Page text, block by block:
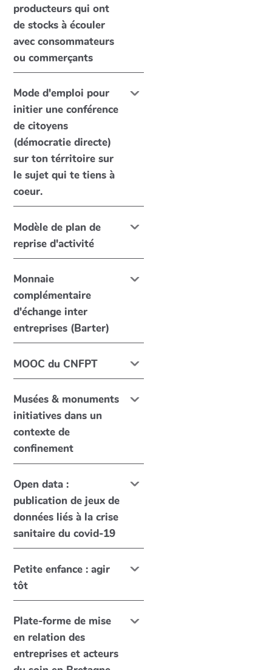
producteurs qui ont
de stocks à écouler
avec consommateurs
ou commerçants
Mode d'emploi pour
initier une conférence
de citoyens
(démocratie directe)
sur ton térritoire sur
le sujet qui te tiens à
coeur.
Modèle de plan de
reprise d'activité
Monnaie
complémentaire
d'échange inter
entreprises (Barter)
MOOC du CNFPT
Musées & monuments
initiatives dans un
contexte de
confinement
Open data :
publication de jeux de
données liés à la crise
sanitaire du covid-19
Petite enfance : agir
tôt
Plate-forme de mise
en relation des
entreprises et acteurs